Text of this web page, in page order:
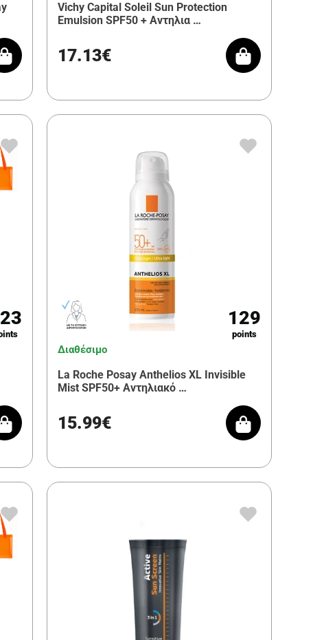
Vichy Capital Soleil Sun Protection
Emulsion SPF50 + Αντηλια …
17.13€
129
points
Διαθέσιμο
La Roche Posay Anthelios XL Invisible
Mist SPF50+ Αντηλιακό …
15.99€